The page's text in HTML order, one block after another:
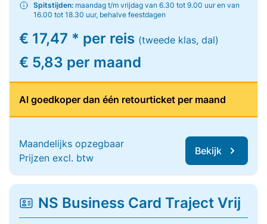
Spitstijden: maandag t/m vrijdag van 6.30 tot 9.00 uur en van
16.00 tot 18.30 uur, behalve feestdagen
€ 17,47 * per reis (tweede klas, dal)
€ 5,83 per maand
Al goedkoper dan één retourticket per maand
Maandelijks opzegbaar
Prijzen excl. btw
Bekijk
NS Business Card Traject Vrij